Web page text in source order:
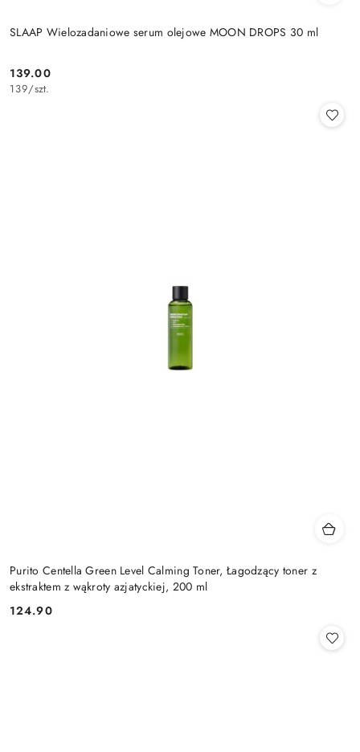
SLAAP Wielozadaniowe serum olejowe MOON DROPS 30 ml
Cena:
139.00
139/szt.
Purito Centella Green Level Calming Toner, Łagodzący toner z
ekstraktem z wąkroty azjatyckiej, 200 ml
Cena:
124.90